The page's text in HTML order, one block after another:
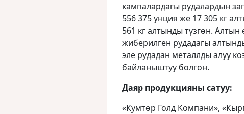
кампалардагы рудалардын
556 375 унция же 17 305 кг
561 кг алтынды түзгөн.
жиберилген рудадагы
эле рудадан металлды алуу
байланыштуу болгон.
Даяр продукцияны сатуу:
«Кумтөр Голд Компани»,